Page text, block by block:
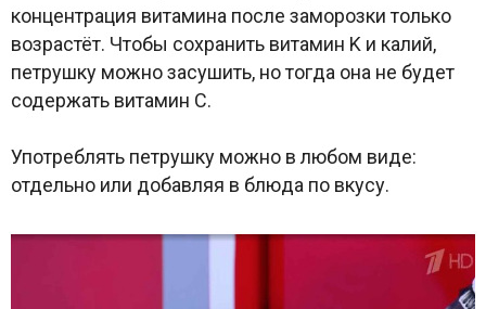
концентрация витамина после заморозки только
возрастёт. Чтобы сохранить витамин K и калий,
петрушку можно засушить, но тогда она не будет
содержать витамин C.
Употреблять петрушку можно в любом виде:
отдельно или добавляя в блюда по вкусу.